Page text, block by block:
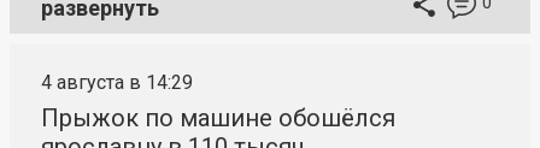
развернуть
4 августа в 14:29
Прыжок по машине обошёлся